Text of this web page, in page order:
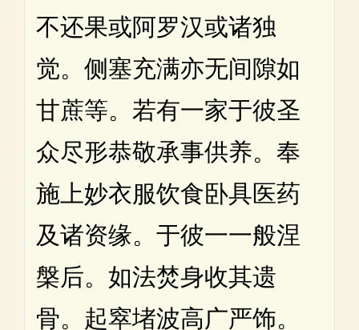
不还果或阿罗汉或诸独
觉。侧塞充满亦无间隙如
甘蔗等。若有一家于彼圣
众尽形恭敬承事供养。奉
施上妙衣服饮食卧具医药
及诸资缘。于彼一一般涅
槃后。如法焚身收其遗
骨。起窣堵波高广严饰。